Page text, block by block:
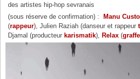
des artistes hip-hop sevranais
(sous réserve de confirmation) :
Manu
(rappeur), Julien Raziah (danseur et rappeur
Djamal (producteur karismatik), Relax (